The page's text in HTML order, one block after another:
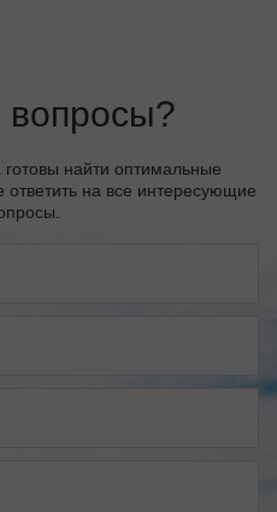
вопросы?
найти оптимальные
на все интересующие